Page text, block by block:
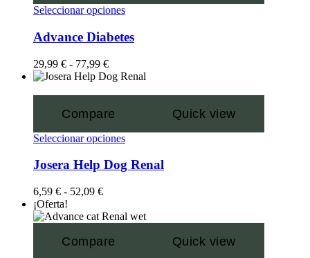
Seleccionar opciones
Advance Diabetes
29,99 € - 77,99 €
Compare Quick view
Seleccionar opciones
Josera Help Dog Renal
6,59 € - 52,09 €
¡Oferta!
Compare Quick view